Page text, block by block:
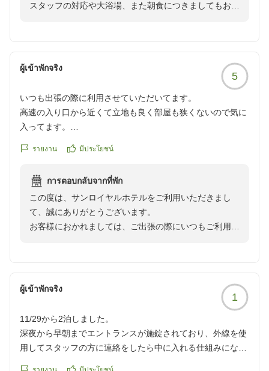
スタッフの対応や大浴場、また朝食につきましてもお褒
間を分けさせて頂いており、大変ご不便をお掛け致しま
して誠に申し訳ございませんでした。忙しい中、ご投稿
いただきまして誠にありがとうございます。お客様のま
たのご利用をスタッフ一同心よりお待ち申し上げており
ผู้เข้าพักจริง
5
いつも出張の際に利用させていただいてます。
高速の入り口から近くて立地も良く部屋も狭くないので気に
入ってます。
รายงาน มีประโยชน์
การตอบกลับจากที่พัก
この度は、サンロイヤルホテルをご利用いただきまし
て、誠にありがとうございます。
お客様におかれましては、ご出張の際にいつもご利用い
利な立地となっております。
朝食にもご満足いただけたようで、大変嬉しく思いま
今後もより良いサービスを目指して努力してまいりま
ผู้เข้าพักจริง
1
11/29から2泊しました。
深夜から早朝までエントランスが施錠されており、外線を使
用してスタッフの方に連絡をしたら中に入れる仕組みになっ